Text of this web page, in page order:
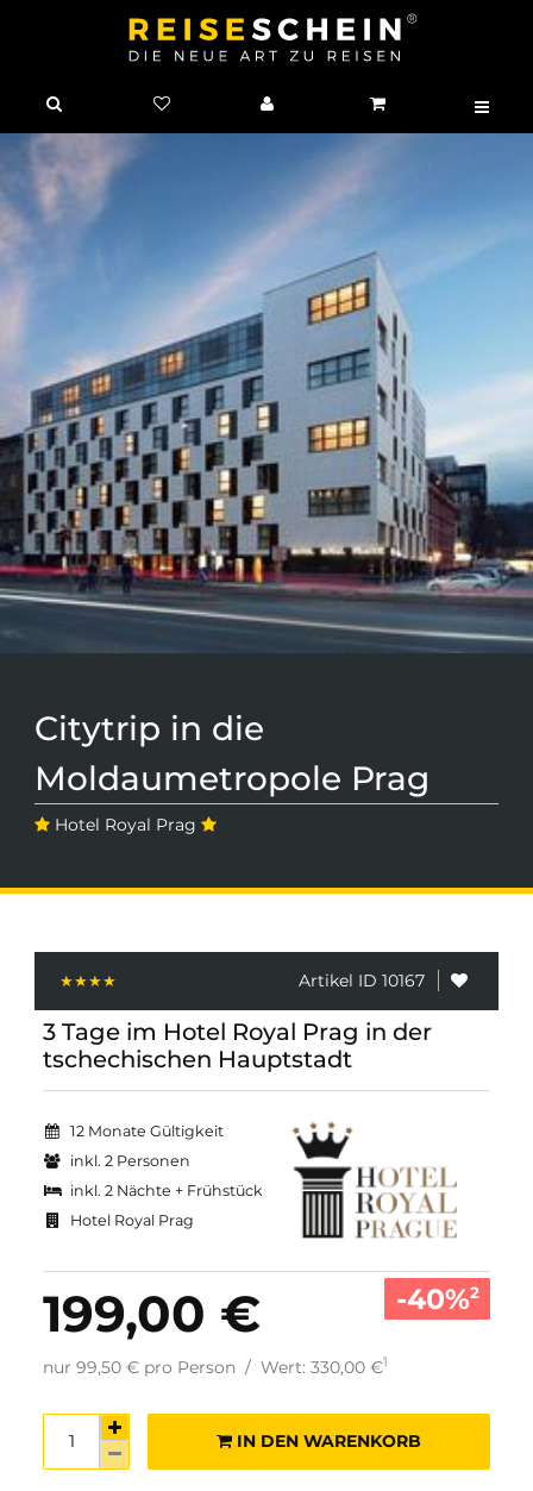
Citytrip in die
Moldaumetropole Prag
Hotel Royal Prag
Artikel ID 10167
3 Tage im Hotel Royal Prag in der
tschechischen Hauptstadt
12 Monate Gültigkeit
inkl. 2 Personen
inkl. 2 Nächte + Frühstück
Hotel Royal Prag
199,00 € -40%2
nur 99,50 € pro Person / Wert: 330,00 €1
IN DEN WARENKORB